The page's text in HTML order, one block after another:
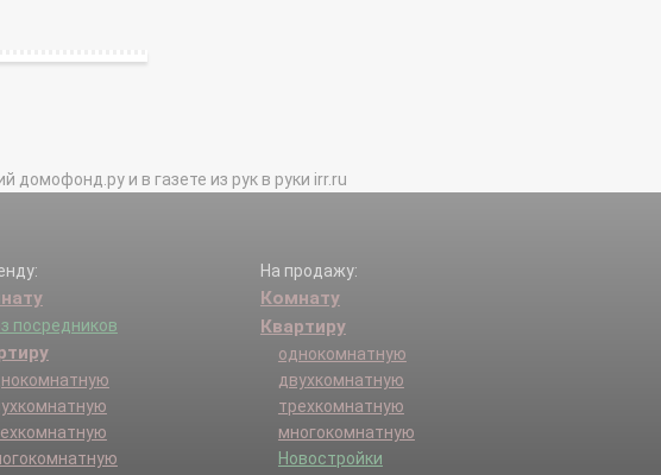
домофонд.ру и в газете из рук в руки irr.ru
посредников
На продажу:
Комнату
Квартиру
однокомнатную
двухкомнатную
трехкомнатную
многокомнатную
Новостройки